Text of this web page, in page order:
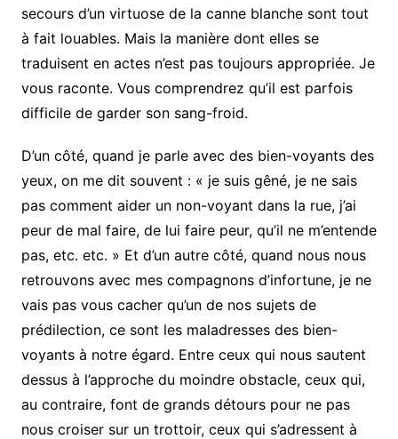
secours d’un virtuose de la canne blanche sont tout
à fait louables. Mais la manière dont elles se
traduisent en actes n’est pas toujours appropriée. Je
vous raconte. Vous comprendrez qu’il est parfois
difficile de garder son sang-froid.
D’un côté, quand je parle avec des bien-voyants des
yeux, on me dit souvent : « je suis gêné, je ne sais
pas comment aider un non-voyant dans la rue, j’ai
peur de mal faire, de lui faire peur, qu’il ne m’entende
pas, etc. etc. » Et d’un autre côté, quand nous nous
retrouvons avec mes compagnons d’infortune, je ne
vais pas vous cacher qu’un de nos sujets de
prédilection, ce sont les maladresses des bien-
voyants à notre égard. Entre ceux qui nous sautent
dessus à l’approche du moindre obstacle, ceux qui,
au contraire, font de grands détours pour ne pas
nous croiser sur un trottoir, ceux qui s’adressent à